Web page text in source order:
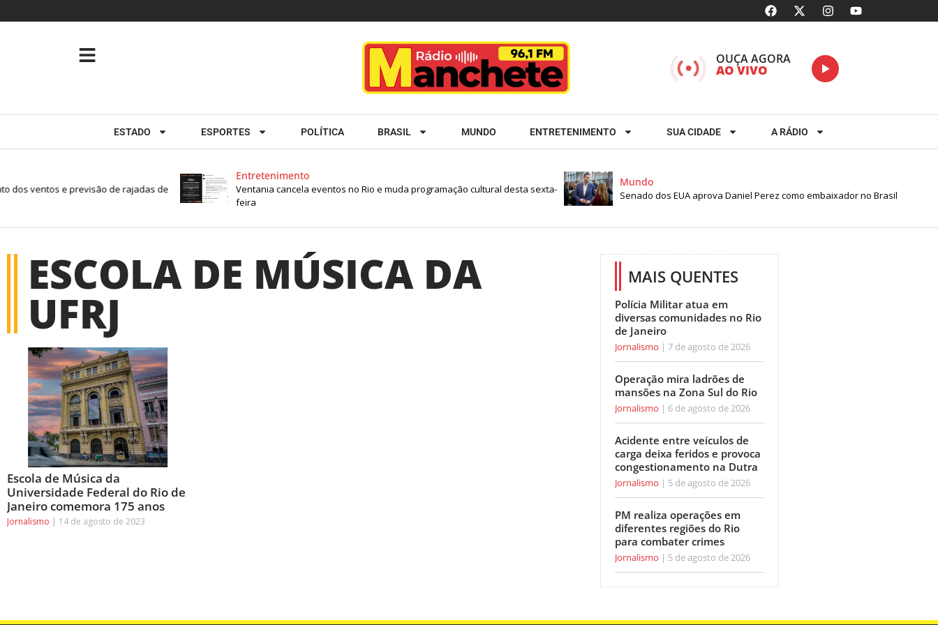
OUÇA AGORA
AO VIVO
ESTADO ESPORTES POLÍTICA BRASIL MUNDO ENTRETENIMENTO SUA CIDADE A RÁDIO
Entretenimento
Ventania cancela eventos no Rio e muda programação cultural desta sexta-
feira
Mundo
Senado dos EUA aprova Daniel Perez como embaixador no Brasil
dos ventos e previsão de rajadas de
ESCOLA DE MÚSICA DA
UFRJ
Escola de Música da
Universidade Federal do Rio de
Janeiro comemora 175 anos
Jornalismo 14 de agosto de 2023
MAIS QUENTES
Polícia Militar atua em
diversas comunidades no Rio
de Janeiro
Jornalismo 7 de agosto de 2026
Operação mira ladrões de
mansões na Zona Sul do Rio
Jornalismo 6 de agosto de 2026
Acidente entre veículos de
carga deixa feridos e provoca
congestionamento na Dutra
Jornalismo 5 de agosto de 2026
PM realiza operações em
diferentes regiões do Rio
para combater crimes
Jornalismo 5 de agosto de 2026